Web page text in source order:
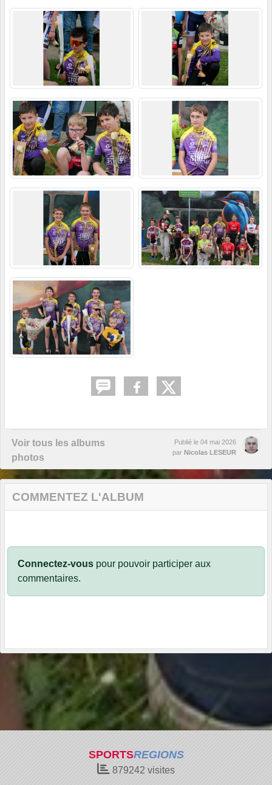
Voir tous les albums
photos
Publié le 04 mai 2026
par Nicolas LESEUR
COMMENTEZ L'ALBUM
Connectez-vous pour pouvoir participer aux
commentaires.
SPORTSREGIONS
879242 visites